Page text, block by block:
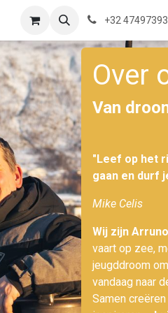
Praktische Informatie Blog
+32
Over
Van
"Leef op het
gaan en durf
Mike Celis
Wij zijn
vaart op zee,
jeugddroom
vandaag naar
Samen